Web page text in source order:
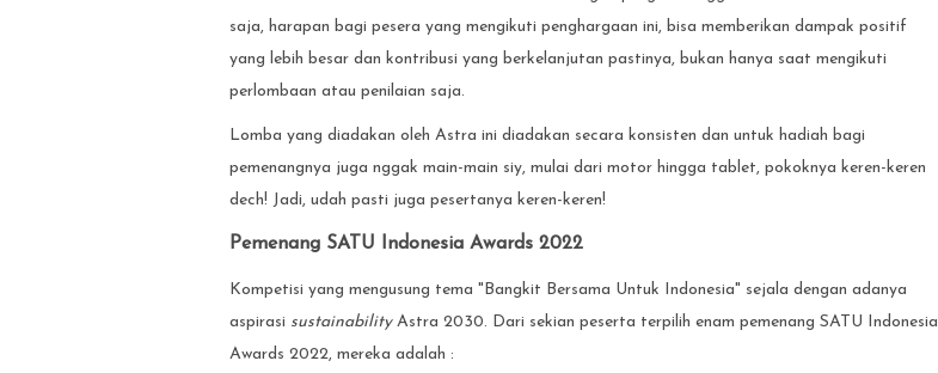
saja, harapan bagi pesera yang mengikuti penghargaan ini, bisa memberikan dampak positif
yang lebih besar dan kontribusi yang berkelanjutan pastinya, bukan hanya saat mengikuti
perlombaan atau penilaian saja.
Lomba yang diadakan oleh Astra ini diadakan secara konsisten dan untuk hadiah bagi
pemenangnya juga nggak main-main siy, mulai dari motor hingga tablet, pokoknya keren-keren
dech! Jadi, udah pasti juga pesertanya keren-keren!
Pemenang SATU Indonesia Awards 2022
Kompetisi yang mengusung tema "Bangkit Bersama Untuk Indonesia" sejala dengan adanya
aspirasi sustainability Astra 2030. Dari sekian peserta terpilih enam pemenang SATU Indonesia
Awards 2022, mereka adalah :